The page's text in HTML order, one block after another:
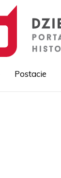
Postacie